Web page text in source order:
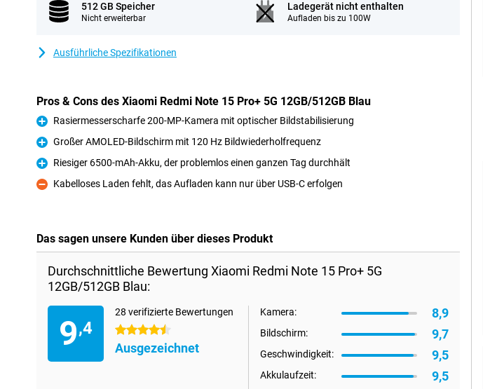
512 GB Speicher
Nicht erweiterbar
Ladegerät nicht enthalten
Aufladen bis zu 100W
Ausführliche Spezifikationen
Pros & Cons des Xiaomi Redmi Note 15 Pro+ 5G 12GB/512GB Blau
Pro
Rasiermesserscharfe 200-MP-Kamera mit optischer Bildstabilisierung
Pro
Großer AMOLED-Bildschirm mit 120 Hz Bildwiederholfrequenz
Pro
Riesiger 6500-mAh-Akku, der problemlos einen ganzen Tag durchhält
Kontra
Kabelloses Laden fehlt, das Aufladen kann nur über USB-C erfolgen
Das sagen unsere Kunden über dieses Produkt
Durchschnittliche Bewertung Xiaomi Redmi Note 15 Pro+ 5G
12GB/512GB Blau:
9,4
28 verifizierte Bewertungen
4.5 Sterne
Ausgezeichnet
Kamera: 8,9
Bildschirm: 9,7
Geschwindigkeit: 9,5
Akkulaufzeit: 9,5